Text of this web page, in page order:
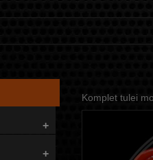
+
+
Komplet tulei